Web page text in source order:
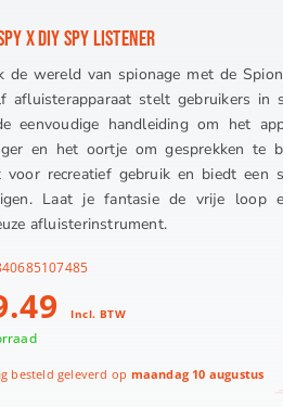
X DIY SPY LISTENER
de wereld van spionage met de
afluisterapparaat stelt gebruikers in
eenvoudige handleiding om het
en het oortje om gesprekken te
voor recreatief gebruik en biedt een
Laat je fantasie de vrije loop
afluisterinstrument.
Incl. BTW
besteld geleverd op maandag 10 augustus